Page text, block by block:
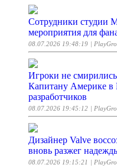
Сотрудники студии
мероприятия для
08.07.2026 19:48:19 |
Игроки не
Капитану Америке в
разработчиков
08.07.2026 19:45:12 |
Дизайнер Valve
вновь разжег
08.07.2026 19:15:21 |